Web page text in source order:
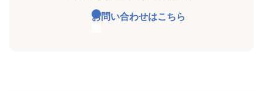
お問い合わせはこちら